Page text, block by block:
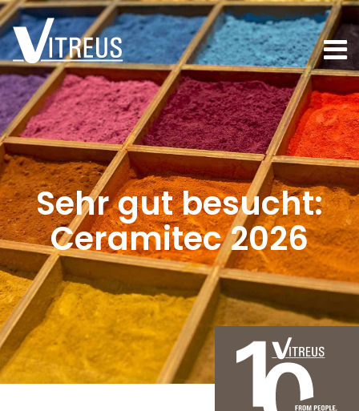
Sehr gut besucht:
Ceramitec 2026